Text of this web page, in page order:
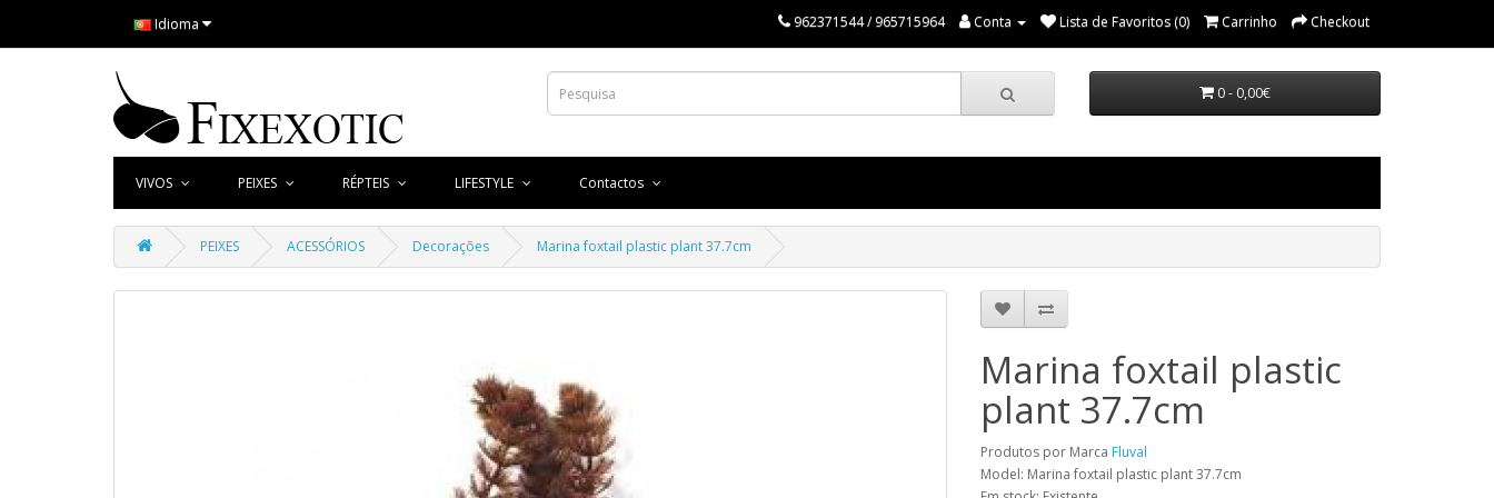
Idioma 962371544 / 965715964 Conta Lista de Favoritos (0) Carrinho Checkout
0 - 0,00€
VIVOS PEIXES RÉPTEIS LIFESTYLE Contactos
PEIXES ACESSÓRIOS Decorações Marina foxtail plastic plant 37.7cm
Marina foxtail plastic
plant 37.7cm
Produtos por Marca Fluval
Model: Marina foxtail plastic plant 37.7cm